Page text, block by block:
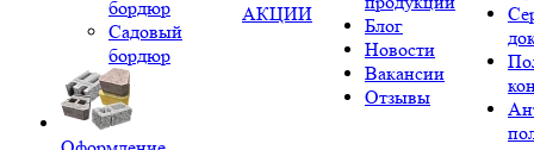
бордюр
Садовый
бордюр
АКЦИИ
Блог
Новости
Вакансии
Отзывы